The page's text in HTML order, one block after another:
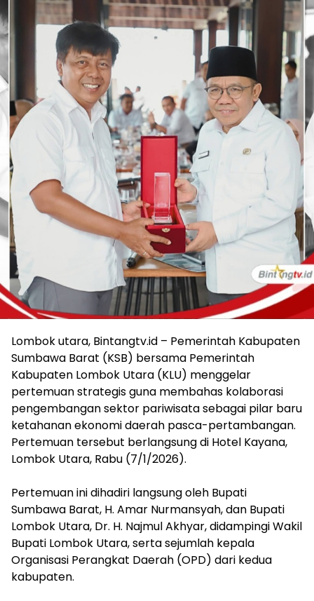
Lombok utara, Bintangtv.id – Pemerintah Kabupaten
Sumbawa Barat (KSB) bersama Pemerintah
Kabupaten Lombok Utara (KLU) menggelar
pertemuan strategis guna membahas kolaborasi
pengembangan sektor pariwisata sebagai pilar baru
ketahanan ekonomi daerah pasca-pertambangan.
Pertemuan tersebut berlangsung di Hotel Kayana,
Lombok Utara, Rabu (7/1/2026).
Pertemuan ini dihadiri langsung oleh Bupati
Sumbawa Barat, H. Amar Nurmansyah, dan Bupati
Lombok Utara, Dr. H. Najmul Akhyar, didampingi Wakil
Bupati Lombok Utara, serta sejumlah kepala
Organisasi Perangkat Daerah (OPD) dari kedua
kabupaten.